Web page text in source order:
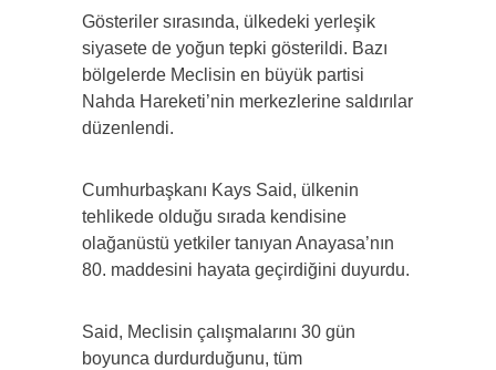
Gösteriler sırasında, ülkedeki yerleşik
siyasete de yoğun tepki gösterildi. Bazı
bölgelerde Meclisin en büyük partisi
Nahda Hareketi’nin merkezlerine saldırılar
düzenlendi.
Cumhurbaşkanı Kays Said, ülkenin
tehlikede olduğu sırada kendisine
olağanüstü yetkiler tanıyan Anayasa’nın
80. maddesini hayata geçirdiğini duyurdu.
Said, Meclisin çalışmalarını 30 gün
boyunca durdurduğunu, tüm